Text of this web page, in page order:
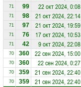
71 99 22 окт 2024, 0:08
71 98 21 окт 2024, 22:14
71 97 21 окт 2024, 19:59
71 76 17 окт 2024, 10:53
71 42 9 окт 2024, 22:08
70 360 22 сен 2024, 15:00
70 360 22 сен 2024, 0:27
70 359 21 сен 2024, 22:40
70 359 21 сен 2024, 22:40